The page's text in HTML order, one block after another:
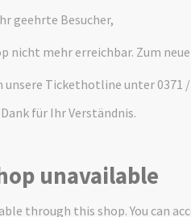
geehrte Besucher,
nicht mehr erreichbar. Zum
unsere Tickethotline unter 0371 /
für Ihr Verständnis.
unavailable
through this shop. You can